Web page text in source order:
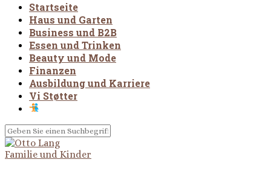
Startseite
Haus und Garten
Business und B2B
Essen und Trinken
Beauty und Mode
Finanzen
Ausbildung und Karriere
Vi Støtter
Familie und Kinder